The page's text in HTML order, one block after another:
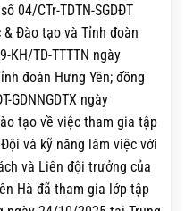
04/CTr-TDTN-SGDĐT
Đào tạo và Tỉnh đoàn
KH/TD-TTTTN ngày
đoàn Hưng Yên; đồng
GDNNGDTX ngày
tạo về việc tham gia tập
và kỹ năng làm việc với
và Liên đội trưởng của
Hà đã tham gia lớp tập